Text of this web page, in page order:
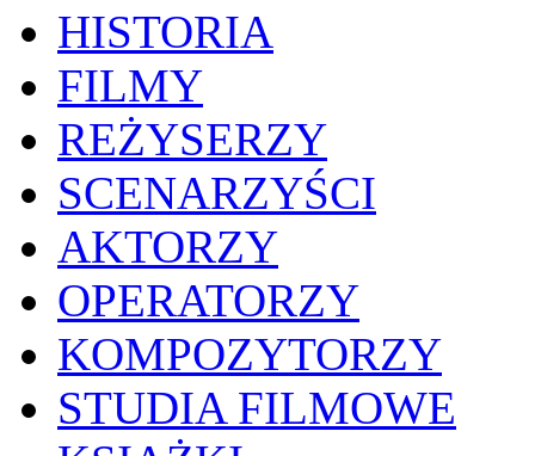
HISTORIA
FILMY
REŻYSERZY
SCENARZYŚCI
AKTORZY
OPERATORZY
KOMPOZYTORZY
STUDIA FILMOWE